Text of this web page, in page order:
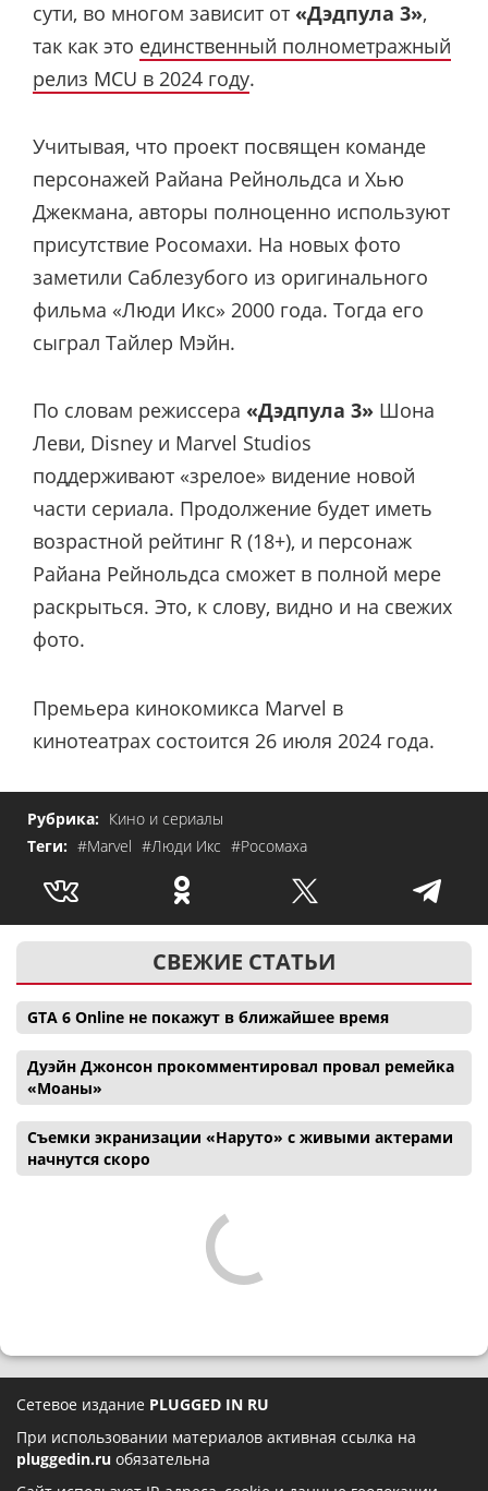
сути, во многом зависит от «Дэдпула 3»,
так как это единственный полнометражный
релиз MCU в 2024 году.
Учитывая, что проект посвящен команде
персонажей Райана Рейнольдса и Хью
Джекмана, авторы полноценно используют
присутствие Росомахи. На новых фото
заметили Саблезубого из оригинального
фильма «Люди Икс» 2000 года. Тогда его
сыграл Тайлер Мэйн.
По словам режиссера «Дэдпула 3» Шона
Леви, Disney и Marvel Studios
поддерживают «зрелое» видение новой
части сериала. Продолжение будет иметь
возрастной рейтинг R (18+), и персонаж
Райана Рейнольдса сможет в полной мере
раскрыться. Это, к слову, видно и на свежих
фото.
Премьера кинокомикса Marvel в
кинотеатрах состоится 26 июля 2024 года.
Рубрика: Кино и сериалы
Теги: #Marvel #Люди Икс #Росомаха
СВЕЖИЕ СТАТЬИ
GTA 6 Online не покажут в ближайшее время
Дуэйн Джонсон прокомментировал провал ремейка
«Моаны»
Съемки экранизации «Наруто» с живыми актерами
начнутся скоро
Сетевое издание PLUGGED IN RU
При использовании материалов активная ссылка на
pluggedin.ru обязательна